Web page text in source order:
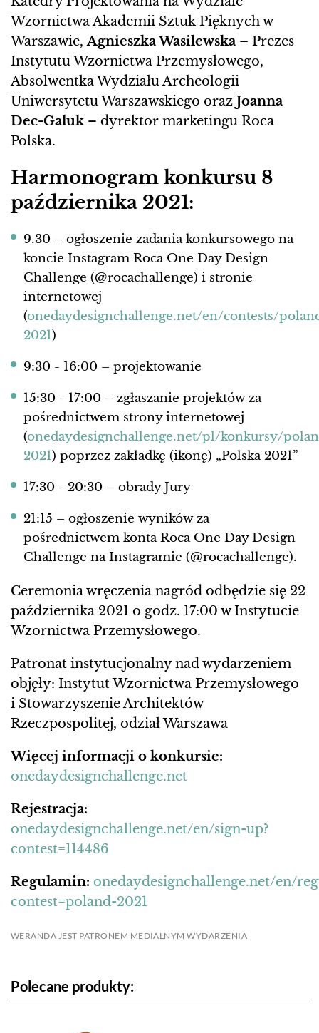
Wzornictwa Akademii Sztuk Pięknych w
Warszawie,Agnieszka Wasilewska – Prezes
Instytutu Wzornictwa Przemysłowego,
Absolwentka Wydziału Archeologii
Uniwersytetu Warszawskiego oraz Joanna
Dec-Galuk – dyrektor marketingu Roca
Polska.
Harmonogram konkursu 8
października 2021:
9.30 – ogłoszenie zadania konkursowego na
koncie Instagram Roca One Day Design
Challenge (@rocachallenge) i stronie
internetowej
(onedaydesignchallenge.net/en/contests/
2021)
9:30 - 16:00 – projektowanie
15:30 - 17:00 – zgłaszanie projektów za
pośrednictwem strony internetowej
(onedaydesignchallenge.net/pl/konkursy/
2021) poprzez zakładkę (ikonę) „Polska 2021”
17:30 - 20:30 – obrady Jury
21:15 – ogłoszenie wyników za
pośrednictwem konta Roca One Day Design
Challenge na Instagramie (@rocachallenge).
Ceremonia wręczenia nagród odbędzie się 22
października 2021 o godz. 17:00 w Instytucie
Wzornictwa Przemysłowego.
Patronat instytucjonalny nad wydarzeniem
objęły: Instytut Wzornictwa Przemysłowego
i Stowarzyszenie Architektów
Rzeczpospolitej, odział Warszawa
Więcej informacji o konkursie:
onedaydesignchallenge.net
Rejestracja:
onedaydesignchallenge.net/en/sign-up?
contest=114486
Regulamin: onedaydesignchallenge.net/en/
contest=poland-2021
WERANDA JEST PATRONEM MEDIALNYM WYDARZENIA
Polecane produkty: